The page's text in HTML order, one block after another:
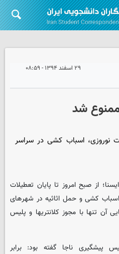
۲۹ اسفند ۱۳۹۴ - ۰۸:۵۹
شد
نوروزی، اسباب کشی در سراسر
از صبح امروز تا پایان تعطیلات
کشی و حمل اثاثیه در شهرهای
آن تنها با مجوز کلانتریها و پلیس
پیشگیری ناجا گفته بود: برابر